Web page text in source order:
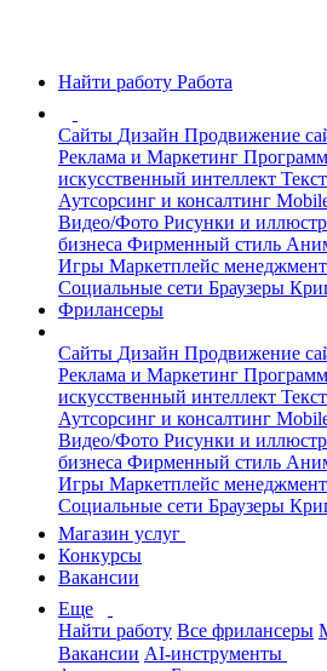
Найти работу Работа
Сайты Дизайн Продвижение
Реклама и Маркетинг
искусственный интеллект
Аутсорсинг и консалтинг
Видео/Фото Рисунки и
бизнеса Фирменный стиль
Игры Маркетплейс менеджмент
Социальные сети Браузеры
Фрилансеры
Сайты Дизайн Продвижение
Реклама и Маркетинг
искусственный интеллект
Аутсорсинг и консалтинг
Видео/Фото Рисунки и
бизнеса Фирменный стиль
Игры Маркетплейс менеджмент
Социальные сети Браузеры
Магазин услуг
Конкурсы
Вакансии
Еще
Найти работу Все фрилансеры
Вакансии AI-инструменты